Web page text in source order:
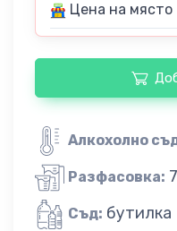
Цена на място
Алкохолно
Разфасовка:
Съд: бутилка